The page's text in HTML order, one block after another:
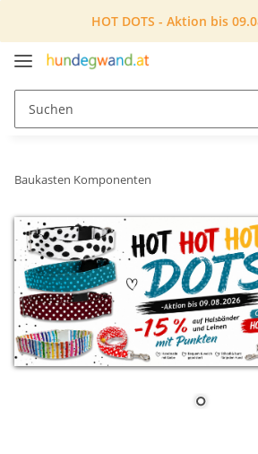
HOT DOTS - Aktion bis
Baukasten Komponenten